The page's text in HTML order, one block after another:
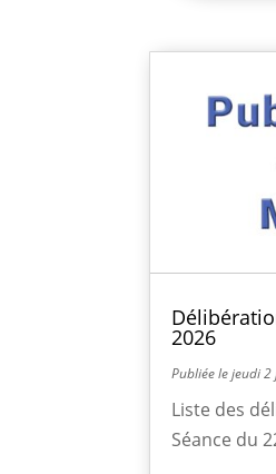
2026
jeudi
Liste des
Séance du